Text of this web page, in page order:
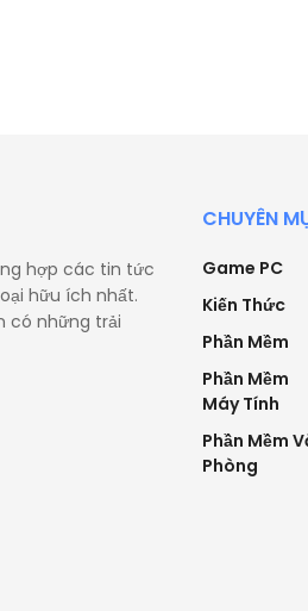
hợp các tin tức
hữu ích nhất.
có những trải
CHUYÊN
Game PC
Kiến Thức
Phần Mềm
Phần Mềm
Máy Tính
Phần Mềm
Phòng